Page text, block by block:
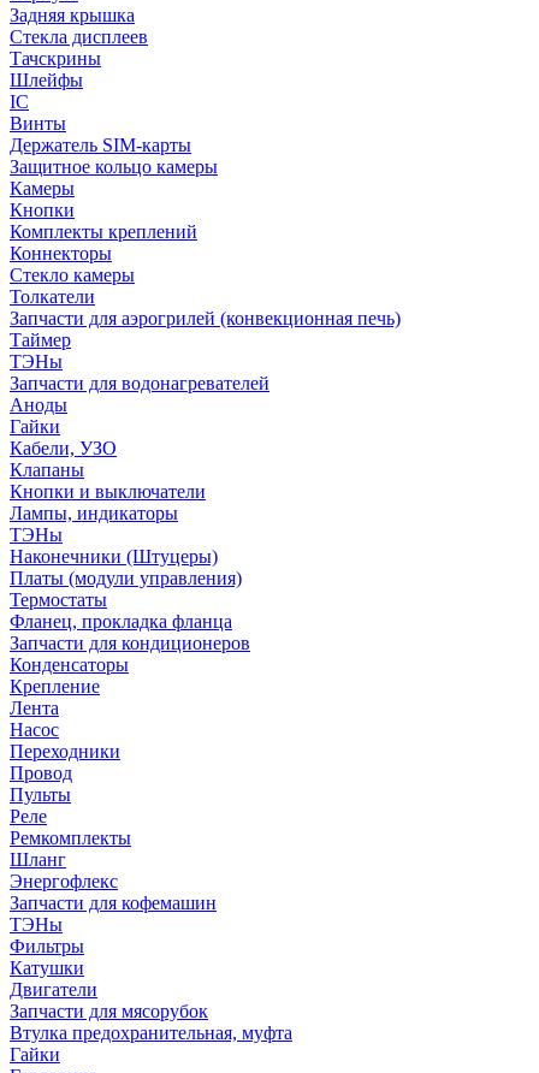
Задняя крышка
Стекла дисплеев
Тачскрины
Шлейфы
IC
Винты
Держатель SIM-карты
Защитное кольцо камеры
Камеры
Кнопки
Комплекты креплений
Коннекторы
Стекло камеры
Толкатели
Запчасти для аэрогрилей (конвекционная печь)
Таймер
ТЭНы
Запчасти для водонагревателей
Аноды
Гайки
Кабели, УЗО
Клапаны
Кнопки и выключатели
Лампы, индикаторы
ТЭНы
Наконечники (Штуцеры)
Платы (модули управления)
Термостаты
Фланец, прокладка фланца
Запчасти для кондиционеров
Конденсаторы
Крепление
Лента
Насос
Переходники
Провод
Пульты
Реле
Ремкомплекты
Шланг
Энергофлекс
Запчасти для кофемашин
ТЭНы
Фильтры
Катушки
Двигатели
Запчасти для мясорубок
Втулка предохранительная, муфта
Гайки